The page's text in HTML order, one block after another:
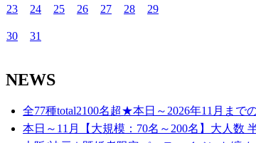
23 24 25 26 27 28 29
30 31
NEWS
全77種total2100名超★本日～2026年11月まで
本日～11月【大規模：70名～200名】大人数